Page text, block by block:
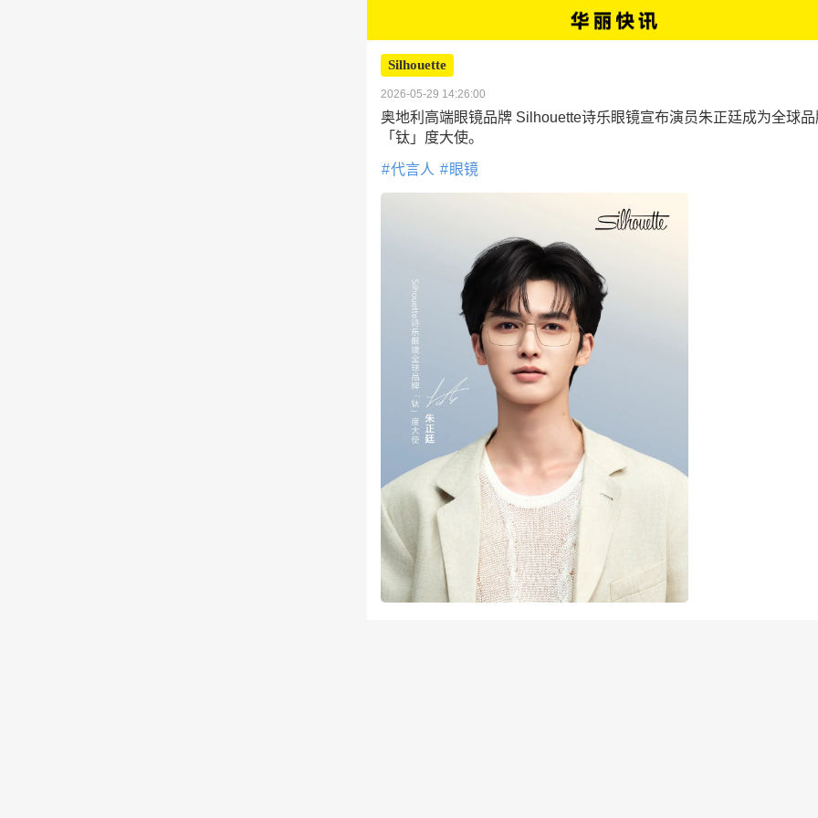
Silhouette
2026-05-29 14:26:00
奥地利高端眼镜品牌 Silhouette诗乐眼镜宣布演员朱正廷成为全球品
「钛」度大使。
代言人 眼镜